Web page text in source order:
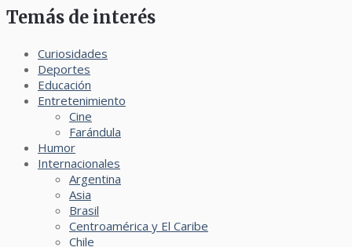
Temás de interés
Curiosidades
Deportes
Educación
Entretenimiento
Cine
Farándula
Humor
Internacionales
Argentina
Asia
Brasil
Centroamérica y El Caribe
Chile